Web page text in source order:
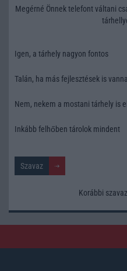
Megérné Önnek telefont váltani
Igen, a tárhely nagyon fontos
Talán, ha más fejlesztések is
Nem, nekem a mostani tárhely is
Inkább felhőben tárolok mindent
Korábbi